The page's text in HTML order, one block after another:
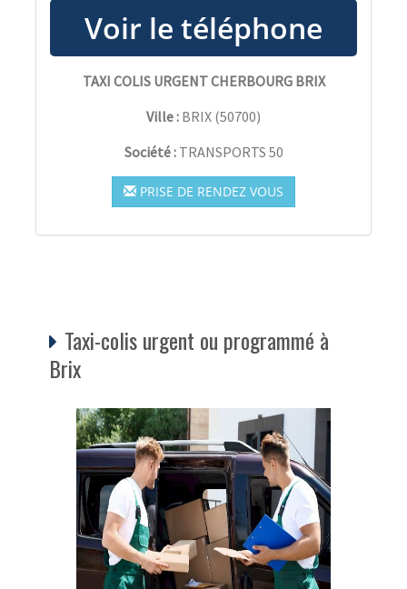
TAXI COLIS URGENT CHERBOURG BRIX
Ville : BRIX (50700)
Société : TRANSPORTS 50
PRISE DE RENDEZ VOUS
Taxi-colis urgent ou programmé à
Brix